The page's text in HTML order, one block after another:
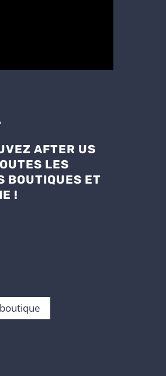
AFTER US
LES
BOUTIQUES ET
!